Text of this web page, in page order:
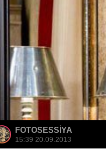
FOTOSESSİYA
15:39 20.09.2013